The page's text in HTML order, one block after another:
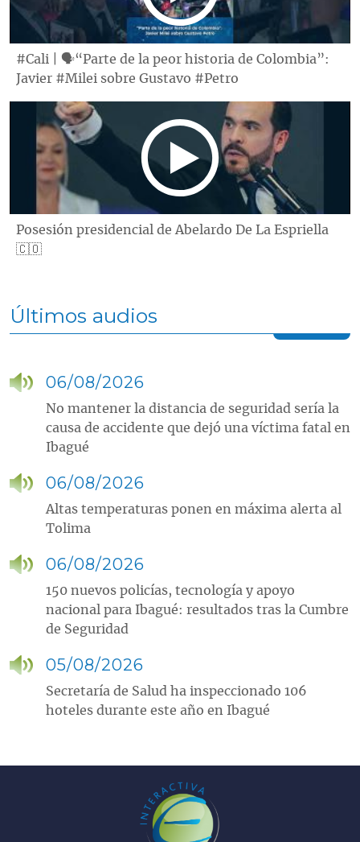
#Cali | 🗣“Parte de la peor historia de Colombia”:
Javier #Milei sobre Gustavo #Petro
Posesión presidencial de Abelardo De La Espriella
🇨🇴
Últimos audios
06/08/2026
No mantener la distancia de seguridad sería la
causa de accidente que dejó una víctima fatal en
Ibagué
06/08/2026
Altas temperaturas ponen en máxima alerta al
Tolima
06/08/2026
150 nuevos policías, tecnología y apoyo
nacional para Ibagué: resultados tras la Cumbre
de Seguridad
05/08/2026
Secretaría de Salud ha inspeccionado 106
hoteles durante este año en Ibagué